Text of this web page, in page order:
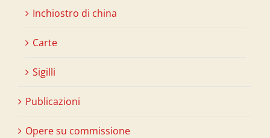
Inchiostro di china
Carte
Sigilli
Publicazioni
Opere su commissione